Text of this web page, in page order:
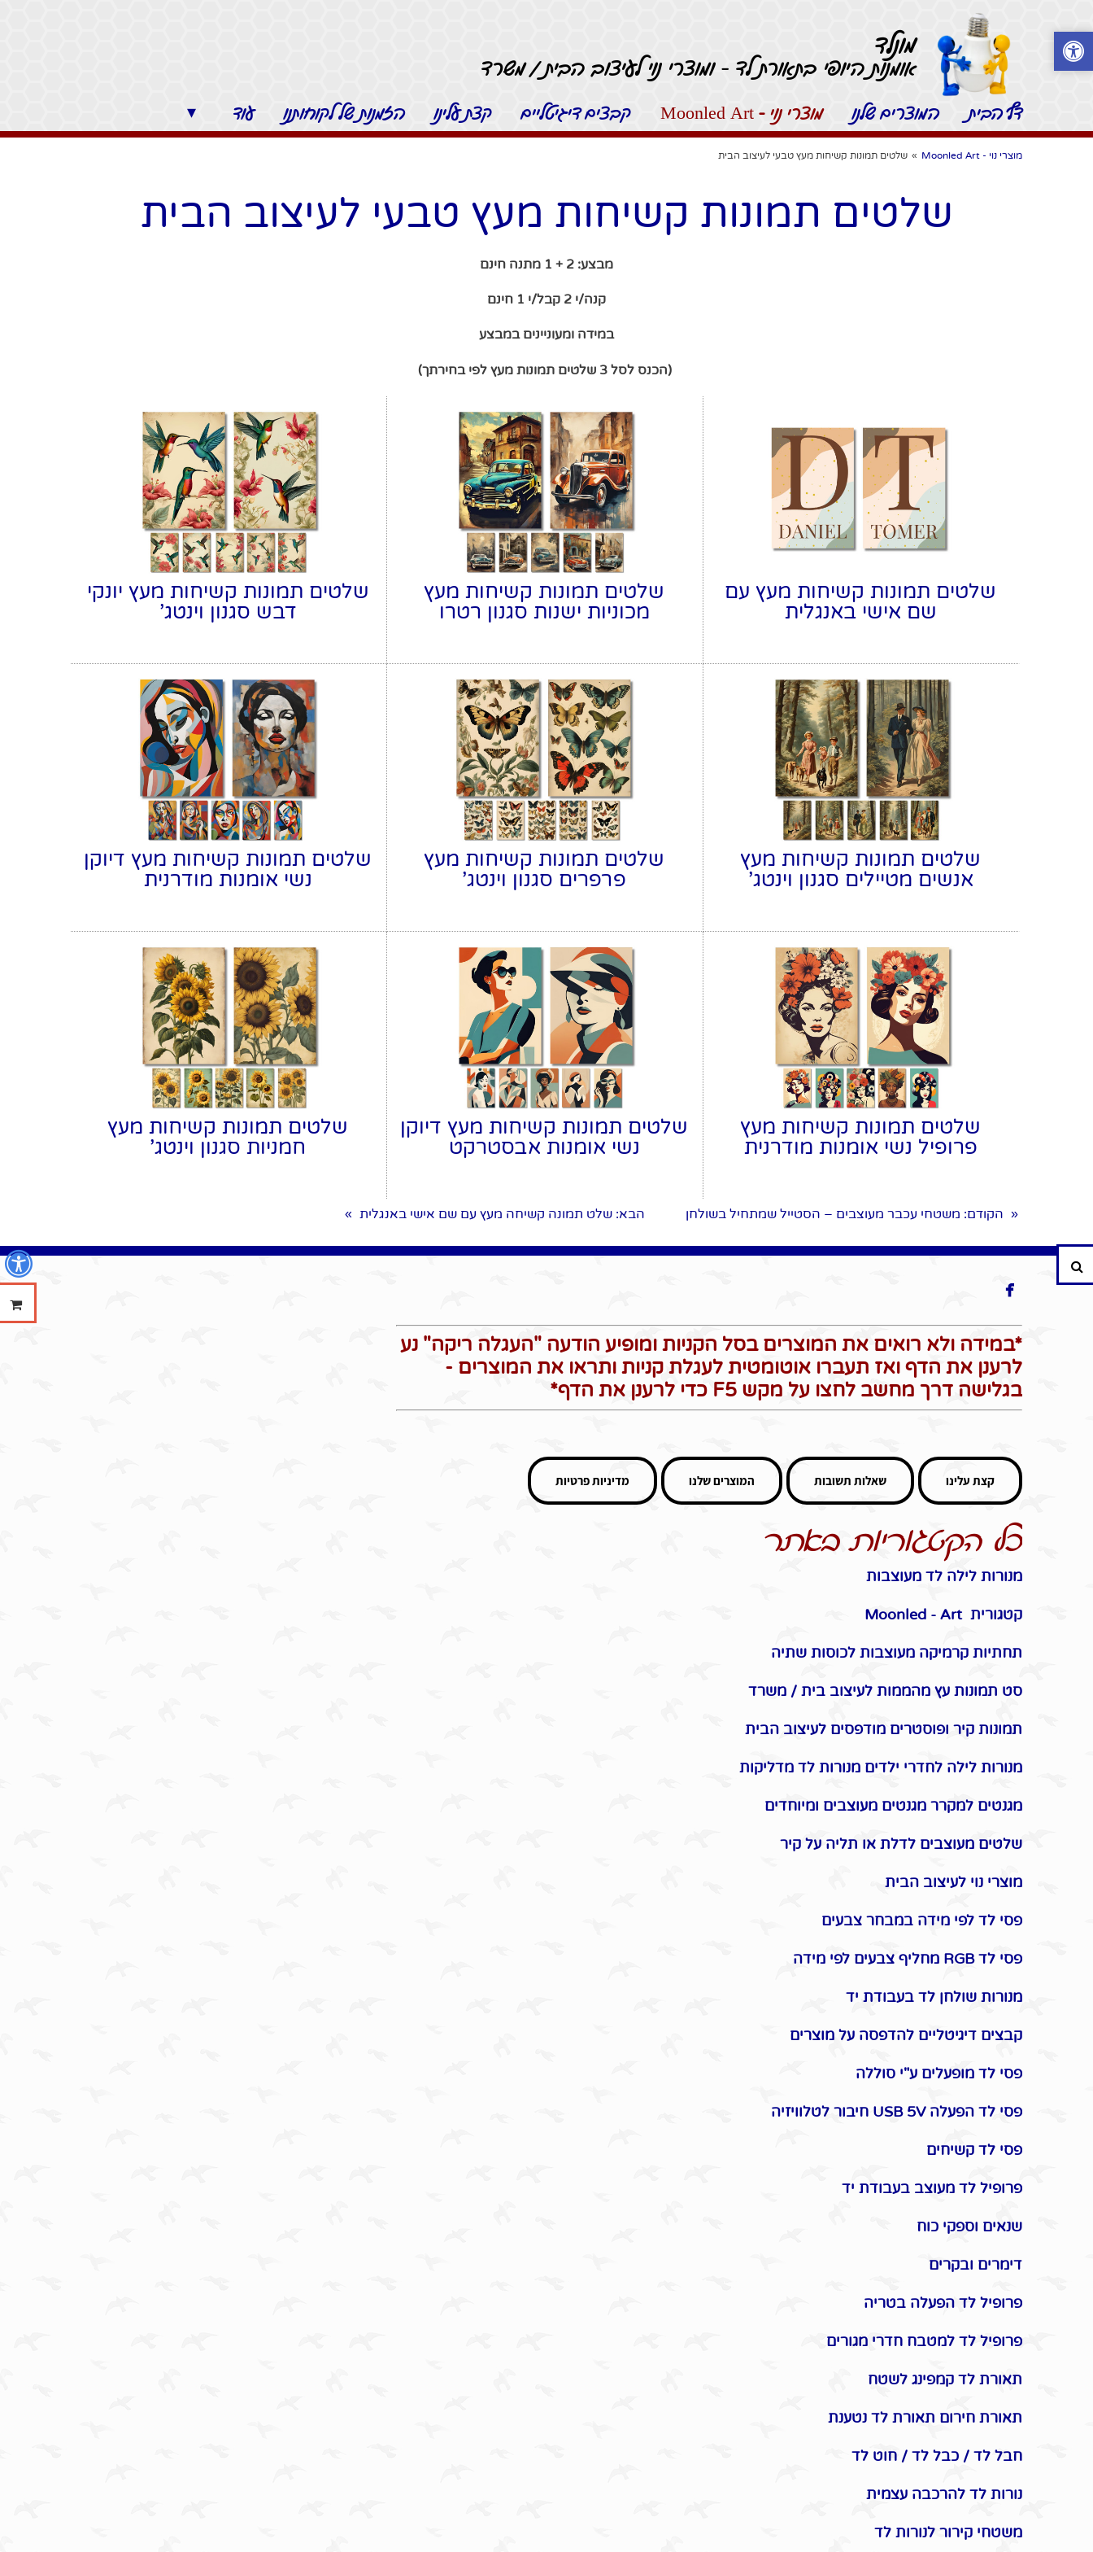
מונלד
אומנות היופי בתאורת לד - ומוצרי נוי לעיצוב הבית / משרד
דף הבית המוצרים שלנו מוצרי נוי - Moonled Art קבצים דיגיטליים קצת עלינו הזמנות של לקוחותנו עוד ▾
מוצרי נוי - Moonled Art » שלטים תמונות קשיחות מעץ טבעי לעיצוב הבית
שלטים תמונות קשיחות מעץ טבעי לעיצוב הבית
מבצע: 2 + 1 מתנה חינם
קנה/י 2 קבל/י 1 חינם
במידה ומעוניינים במבצע
(הכנס לסל 3 שלטים תמונות מעץ לפי בחירתך)
שלטים תמונות קשיחות מעץ עם
שם אישי באנגלית
שלטים תמונות קשיחות מעץ
מכוניות ישנות סגנון רטרו
שלטים תמונות קשיחות מעץ יונקי
דבש סגנון וינטג'
שלטים תמונות קשיחות מעץ
אנשים מטיילים סגנון וינטג'
שלטים תמונות קשיחות מעץ
פרפרים סגנון וינטג'
שלטים תמונות קשיחות מעץ דיוקן
נשי אומנות מודרנית
שלטים תמונות קשיחות מעץ
פרופיל נשי אומנות מודרנית
שלטים תמונות קשיחות מעץ דיוקן
נשי אומנות אבסטרקט
שלטים תמונות קשיחות מעץ
חמניות סגנון וינטג'
« הקודם: משטחי עכבר מעוצבים – הסטייל שמתחיל בשולחן הבא: שלט תמונה קשיחה מעץ עם שם אישי באנגלית »

*במידה ולא רואים את המוצרים בסל הקניות ומופיע הודעה "העגלה ריקה" נע
לרענן את הדף ואז תעברו אוטומטית לעגלת קניות ותראו את המוצרים -
בגלישה דרך מחשב לחצו על מקש F5 כדי לרענן את הדף*
קצת עלינו שאלות תשובות המוצרים שלנו מדיניות פרטיות
כל הקטגוריות באתר
מנורות לילה לד מעוצבות
קטגורית Moonled - Art
תחתיות קרמיקה מעוצבות לכוסות שתיה
סט תמונות עץ מהממות לעיצוב בית / משרד
תמונות קיר ופוסטרים מודפסים לעיצוב הבית
מנורות לילה לחדרי ילדים מנורות לד מדליקות
מגנטים למקרר מגנטים מעוצבים ומיוחדים
שלטים מעוצבים לדלת או תליה על קיר
מוצרי נוי לעיצוב הבית
פסי לד לפי מידה במבחר צבעים
פסי לד RGB מחליף צבעים לפי מידה
מנורות שולחן לד בעבודת יד
קבצים דיגיטליים להדפסה על מוצרים
פסי לד מופעלים ע"י סוללה
פסי לד הפעלה USB 5V חיבור לטלוויזיה
פסי לד קשיחים
פרופיל לד מעוצב בעבודת יד
שנאים וספקי כוח
דימרים ובקרים
פרופיל לד הפעלה בטריה
פרופיל לד למטבח חדרי מגורים
תאורת לד קמפינג לשטח
תאורת חירום תאורת לד נטענת
חבל לד / כבל לד / חוט לד
נורות לד להרכבה עצמית
משטחי קירור לנורות לד
חיפוש